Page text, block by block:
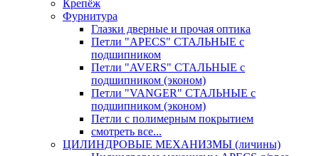
Крепёж
Фурнитура
Глазки дверные и прочая оптика
Петли "APECS" СТАЛЬНЫЕ с
подшипником
Петли "AVERS" СТАЛЬНЫЕ с
подшипником (эконом)
Петли "VANGER" СТАЛЬНЫЕ с
подшипником (эконом)
Петли с полимерным покрытием
смотреть все...
ЦИЛИНДРОВЫЕ МЕХАНИЗМЫ (личины)